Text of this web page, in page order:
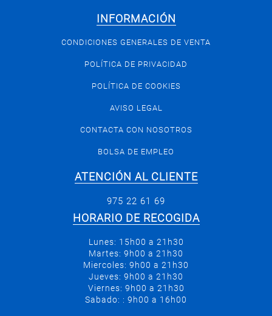
INFORMACIÓN
CONDICIONES GENERALES DE VENTA
POLÍTICA DE PRIVACIDAD
POLÍTICA DE COOKIES
AVISO LEGAL
CONTACTA CON NOSOTROS
BOLSA DE EMPLEO
ATENCIÓN AL CLIENTE
975 22 61 69
HORARIO DE RECOGIDA
Lunes: 15h00 a 21h30
Martes: 9h00 a 21h30
Miercoles: 9h00 a 21h30
Jueves: 9h00 a 21h30
Viernes: 9h00 a 21h30
Sabado: : 9h00 a 16h00